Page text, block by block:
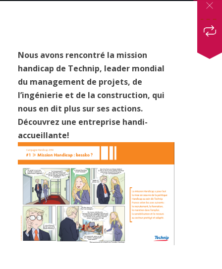
Nous avons rencontré la mission
handicap de Technip, leader mondial
du management de projets, de
l’ingénierie et de la construction, qui
nous en dit plus sur ses actions.
Découvrez une entreprise handi-
accueillante!